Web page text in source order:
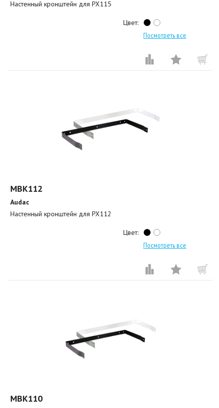
Настенный кронштейн для PX115
Цвет:
Посмотреть все
MBK112
Audac
Настенный кронштейн для PX112
Цвет:
Посмотреть все
MBK110